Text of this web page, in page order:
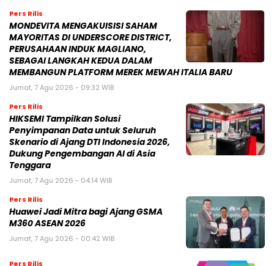
Pers Rilis
MONDEVITA MENGAKUISISI SAHAM
MAYORITAS DI UNDERSCORE DISTRICT,
PERUSAHAAN INDUK MAGLIANO,
SEBAGAI LANGKAH KEDUA DALAM
MEMBANGUN PLATFORM MEREK MEWAH ITALIA BARU
Jumat, 7 Agu 2026 - 09:32 WIB
Pers Rilis
HIKSEMI Tampilkan Solusi
Penyimpanan Data untuk Seluruh
Skenario di Ajang DTI Indonesia 2026,
Dukung Pengembangan AI di Asia
Tenggara
Jumat, 7 Agu 2026 - 04:14 WIB
Pers Rilis
Huawei Jadi Mitra bagi Ajang GSMA
M360 ASEAN 2026
Jumat, 7 Agu 2026 - 00:42 WIB
Pers Rilis